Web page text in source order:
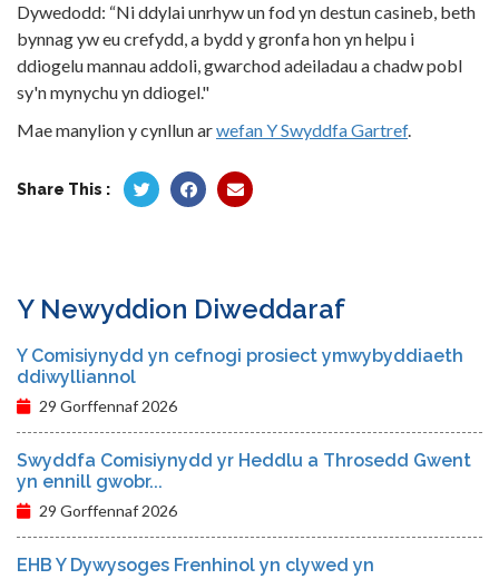
Dywedodd: “Ni ddylai unrhyw un fod yn destun casineb, beth
bynnag yw eu crefydd, a bydd y gronfa hon yn helpu i
ddiogelu mannau addoli, gwarchod adeiladau a chadw pobl
sy'n mynychu yn ddiogel."
Mae manylion y cynllun arwefan Y Swyddfa Gartref.
Share This :
Y Newyddion Diweddaraf
Y Comisiynydd yn cefnogi prosiect ymwybyddiaeth
ddiwylliannol
29 Gorffennaf 2026
Swyddfa Comisiynydd yr Heddlu a Throsedd Gwent
yn ennill gwobr...
29 Gorffennaf 2026
EHB Y Dywysoges Frenhinol yn clywed yn